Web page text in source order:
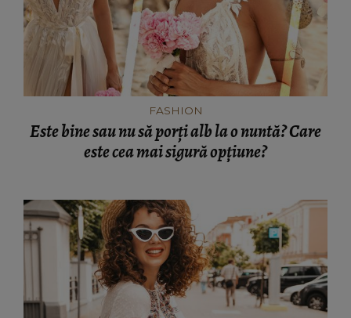
FASHION
Este bine sau nu să porți alb la o nuntă? Care
este cea mai sigură opțiune?